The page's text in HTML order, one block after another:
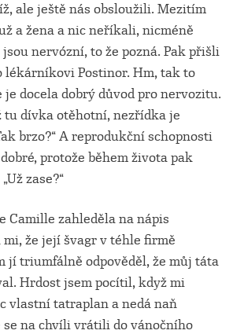
ale ještě nás obsloužili. Mezitím
a žena a nic neříkali, nicméně
nervózní, to že pozná. Pak přišli
lékárníkovi Postinor. Hm, tak to
je docela dobrý důvod pro nervozitu.
tu dívka otěhotní, nezřídka je
brzo?“ A reprodukční schopnosti
protože během života pak
zase?“
Camille zahleděla na nápis
mi, že její švagr v téhle firmě
jí triumfálně odpověděl, že můj táta
Hrdost jsem pocítil, když mi
vlastní tatraplan a nedá naň
se na chvíli vrátili do vánočního